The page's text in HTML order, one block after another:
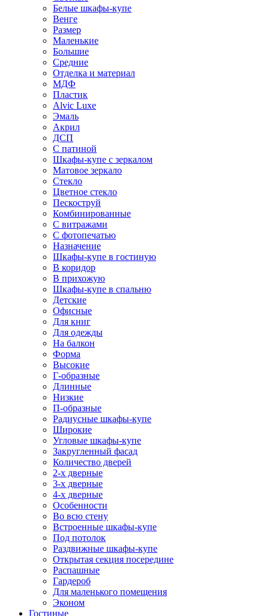
Белые шкафы-купе
Венге
Размер
Маленькие
Большие
Средние
Отделка и материал
МДФ
Пластик
Alvic Luxe
Эмаль
Акрил
ДСП
С патиной
Шкафы-купе с зеркалом
Матовое зеркало
Стекло
Цветное стекло
Пескоструй
Комбинированные
С витражами
С фотопечатью
Назначение
Шкафы-купе в гостиную
В коридор
В прихожую
Шкафы-купе в спальню
Детские
Офисные
Для книг
Для одежды
На балкон
Форма
Высокие
Г-образные
Длинные
Низкие
П-образные
Радиусные шкафы-купе
Широкие
Угловые шкафы-купе
Закругленный фасад
Количество дверей
2-х дверные
3-х дверные
4-х дверные
Особенности
Во всю стену
Встроенные шкафы-купе
Под потолок
Раздвижные шкафы-купе
Открытая секция посередине
Распашные
Гардероб
Для маленького помещения
Эконом
Гостиные